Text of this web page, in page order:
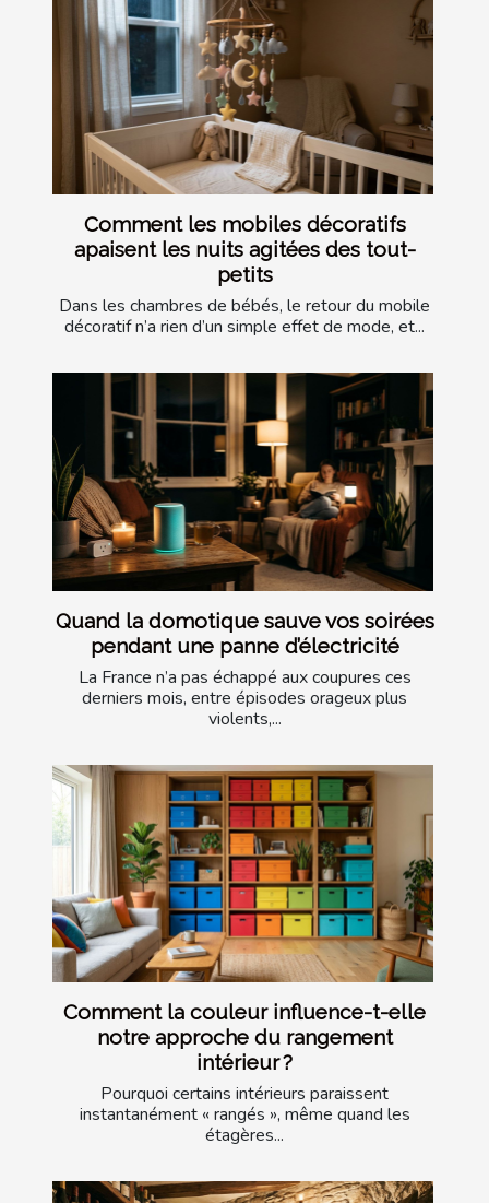
Comment les mobiles décoratifs
apaisent les nuits agitées des tout-
petits
Dans les chambres de bébés, le retour du mobile
décoratif n’a rien d’un simple effet de mode, et...
Quand la domotique sauve vos soirées
pendant une panne d’électricité
La France n’a pas échappé aux coupures ces
derniers mois, entre épisodes orageux plus
violents,...
Comment la couleur influence-t-elle
notre approche du rangement
intérieur ?
Pourquoi certains intérieurs paraissent
instantanément « rangés », même quand les
étagères...